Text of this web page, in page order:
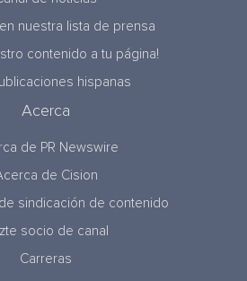
nuestra lista de prensa
contenido a tu página!
hispanas
Acerca
de PR Newswire
de Cision
sindicación de contenido
socio de canal
Carreras